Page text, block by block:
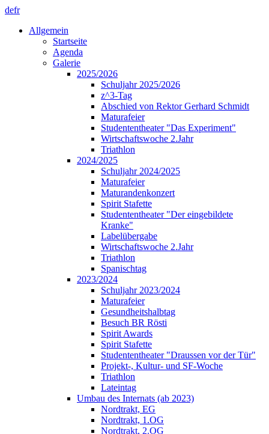
defr
Allgemein
Startseite
Agenda
Galerie
2025/2026
Schuljahr 2025/2026
z^3-Tag
Abschied von Rektor Gerhard Schmidt
Maturafeier
Studententheater "Das Experiment"
Wirtschaftswoche 2.Jahr
Triathlon
2024/2025
Schuljahr 2024/2025
Maturafeier
Maturandenkonzert
Spirit Stafette
Studententheater "Der eingebildete
Kranke"
Labelübergabe
Wirtschaftswoche 2.Jahr
Triathlon
Spanischtag
2023/2024
Schuljahr 2023/2024
Maturafeier
Gesundheitshalbtag
Besuch BR Rösti
Spirit Awards
Spirit Stafette
Studententheater "Draussen vor der Tür"
Projekt-, Kultur- und SF-Woche
Triathlon
Lateintag
Umbau des Internats (ab 2023)
Nordtrakt, EG
Nordtrakt, 1.OG
Nordtrakt, 2.OG